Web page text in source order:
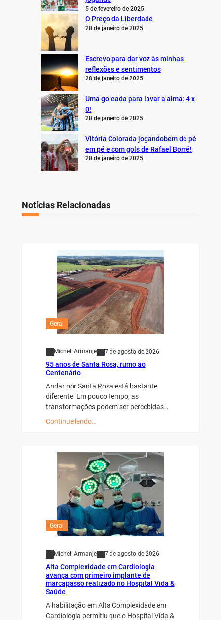
5 de fevereiro de 2025
O Preço da Liberdade
28 de janeiro de 2025
Escrevo para dar voz às minhas
reflexões e sentimentos
28 de janeiro de 2025
Uma goleada para lavar a alma: 4 x
0!
28 de janeiro de 2025
Vitória Colorada jogandobem de pé
em pé e com gols de Rafael Borré!
28 de janeiro de 2025
Notícias Relacionadas
Geral
Micheli Armanje 7 de agosto de 2026
95 anos de Santa Rosa, rumo ao
Centenário
Andar por Santa Rosa está bastante
diferente. Em pouco tempo, as
transformações podem ser percebidas…
Continue lendo…
Geral
Micheli Armanje 7 de agosto de 2026
Alta Complexidade em Cardiologia
avança com primeiro implante de
marcapasso realizado no Hospital Vida &
Saúde
A habilitação em Alta Complexidade em
Cardiologia permitiu que o Hospital Vida &